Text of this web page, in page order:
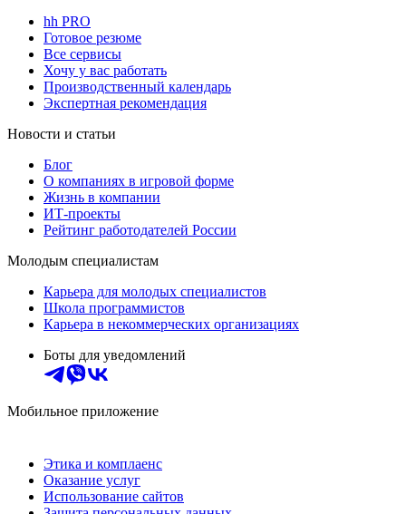
hh PRO
Готовое резюме
Все сервисы
Хочу у вас работать
Производственный календарь
Экспертная рекомендация
Новости и статьи
Блог
О компаниях в игровой форме
Жизнь в компании
ИТ-проекты
Рейтинг работодателей России
Молодым специалистам
Карьера для молодых специалистов
Школа программистов
Карьера в некоммерческих организациях
Боты для уведомлений
Мобильное приложение
Этика и комплаенс
Оказание услуг
Использование сайтов